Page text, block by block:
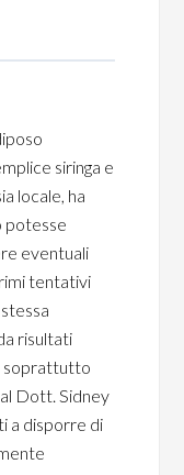
siringa e
locale, ha
potesse
eventuali
tentativi
risultati
soprattutto
Dott. Sidney
a disporre di